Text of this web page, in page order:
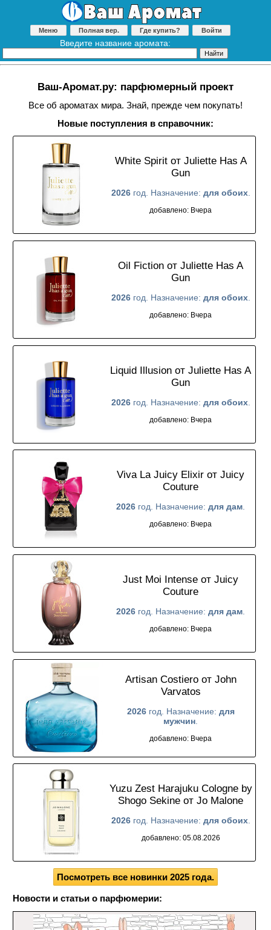
Меню Полная вер. Где купить? Войти
Введите название аромата:
Ваш-Аромат.ру: парфюмерный проект
Все об ароматах мира. Знай, прежде чем покупать!
Новые поступления в справочник:
White Spirit от Juliette Has A
Gun
2026 год. Назначение: для обоих.
добавлено: Вчера
Oil Fiction от Juliette Has A
Gun
2026 год. Назначение: для обоих.
добавлено: Вчера
Liquid Illusion от Juliette Has A
Gun
2026 год. Назначение: для обоих.
добавлено: Вчера
Viva La Juicy Elixir от Juicy
Couture
2026 год. Назначение: для дам.
добавлено: Вчера
Just Moi Intense от Juicy
Couture
2026 год. Назначение: для дам
добавлено: Вчера
Artisan Costiero от John
Varvatos
2026 год. Назначение: для
мужчин
добавлено: Вчера
Yuzu Zest Harajuku Cologne by
Shogo Sekine от Jo Malone
2026 год. Назначение: для обоих.
добавлено: 05.08.2026
Посмотреть все новинки 2025 года.
Новости и статьи о парфюмерии: